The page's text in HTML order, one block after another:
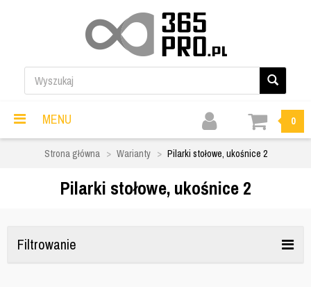
MENU 0
Strona główna Warianty Pilarki stołowe, ukośnice 2
Pilarki stołowe, ukośnice 2
Filtrowanie